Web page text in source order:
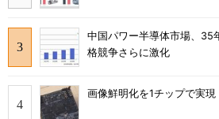
中国パワー半導体市場、
格競争さらに激化
画像鮮明化を1チップで実